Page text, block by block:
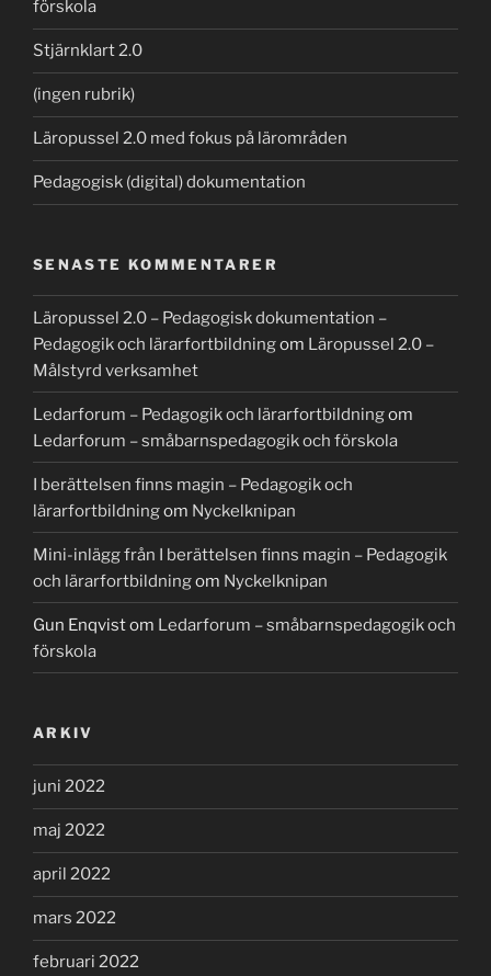
förskola
Stjärnklart 2.0
(ingen rubrik)
Läropussel 2.0 med fokus på lärområden
Pedagogisk (digital) dokumentation
SENASTE KOMMENTARER
Läropussel 2.0 – Pedagogisk dokumentation –
Pedagogik och lärarfortbildningom Läropussel 2.0 –
Målstyrd verksamhet
Ledarforum – Pedagogik och lärarfortbildningom
Ledarforum – småbarnspedagogik och förskola
I berättelsen finns magin – Pedagogik och
lärarfortbildningom Nyckelknipan
Mini-inlägg från I berättelsen finns magin – Pedagogik
och lärarfortbildningom Nyckelknipan
Gun Enqvistom Ledarforum – småbarnspedagogik och
förskola
ARKIV
juni 2022
maj 2022
april 2022
mars 2022
februari 2022